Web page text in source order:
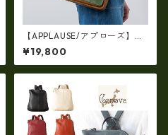
【APPLAUSE/アプローズ】レ
ザー コンビ リーフショルダ
ー（日本製）ap-5010
¥19,800